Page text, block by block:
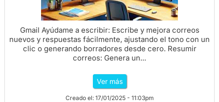
Gmail Ayúdame a escribir: Escribe y mejora correos
nuevos y respuestas fácilmente, ajustando el tono con un
clic o generando borradores desde cero. Resumir
correos: Genera un...
Ver más
Creado el: 17/01/2025 - 11:03pm